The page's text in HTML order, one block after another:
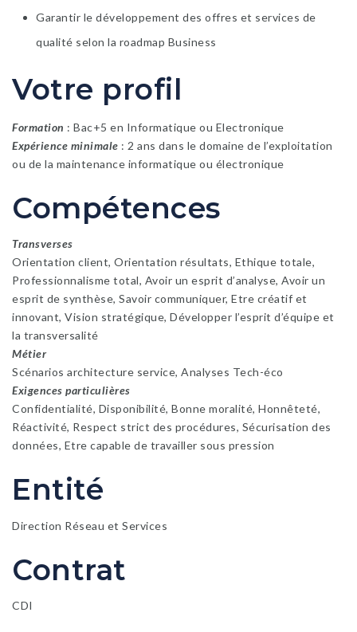
Garantir le développement des offres et services de
qualité selon la roadmap Business
Votre profil
Formation : Bac+5 en Informatique ou Electronique
Expérience minimale : 2 ans dans le domaine de l’exploitation
ou de la maintenance informatique ou électronique
Compétences
Transverses
Orientation client, Orientation résultats, Ethique totale,
Professionnalisme total, Avoir un esprit d’analyse, Avoir un
esprit de synthèse, Savoir communiquer, Etre créatif et
innovant, Vision stratégique, Développer l’esprit d’équipe et
la transversalité
Métier
Scénarios architecture service, Analyses Tech-éco
Exigences particulières
Confidentialité, Disponibilité, Bonne moralité, Honnêteté,
Réactivité, Respect strict des procédures, Sécurisation des
données, Etre capable de travailler sous pression
Entité
Direction Réseau et Services
Contrat
CDI